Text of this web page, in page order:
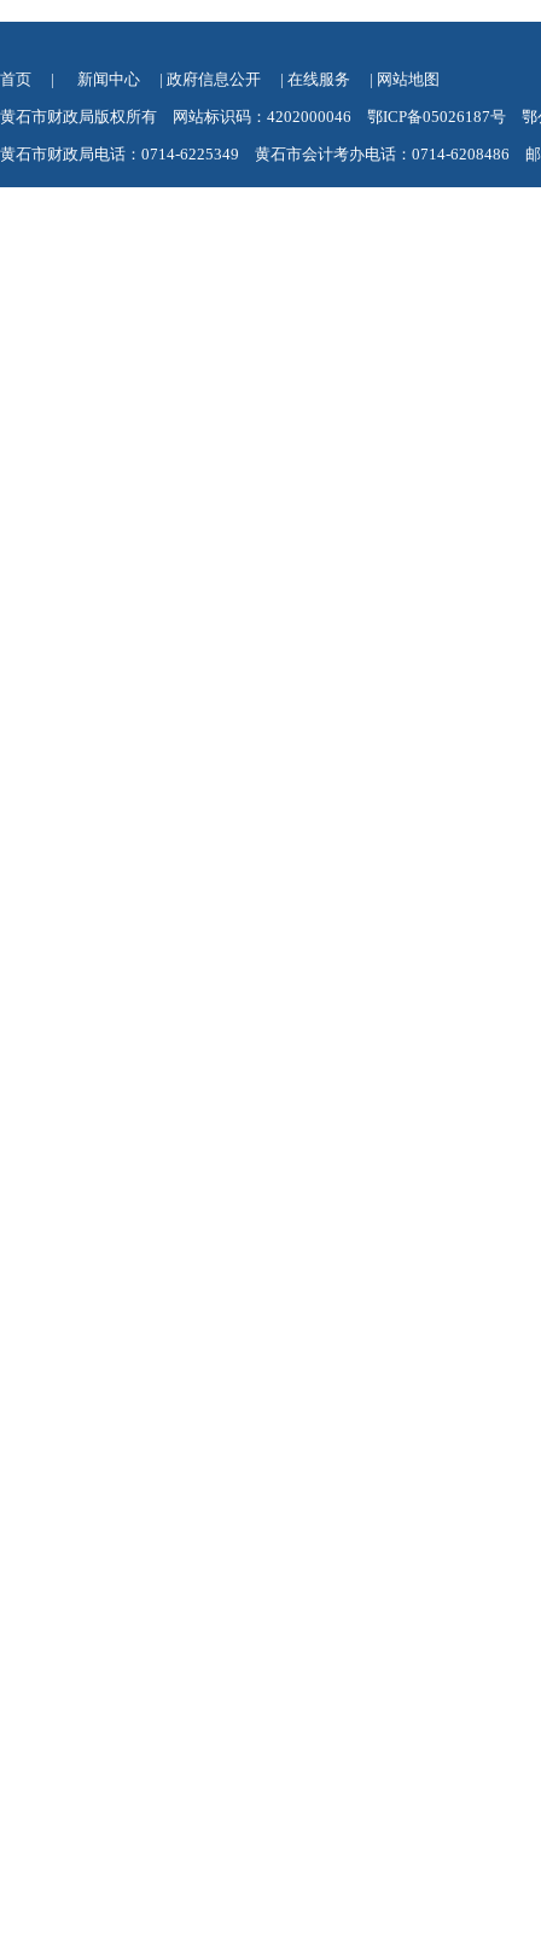
首页 | 新闻中心 | 政府信息公开 | 在线服务 | 网站地图
黄石市财政局版权所有 网站标识码：4202000046 鄂ICP备05026187号 鄂
黄石市财政局电话：0714-6225349 黄石市会计考办电话：0714-6208486